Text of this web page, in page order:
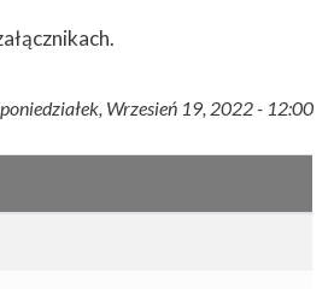
poniedziałek, Wrzesień 19, 2022 - 12:00